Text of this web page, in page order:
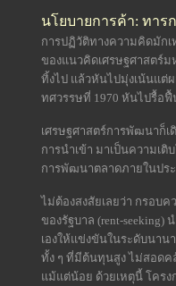
นโยบายการค้า: ทาร
การปฏิวัติทางความคิดมัก
ของแนวคิดเศรษฐศาสตร์ม
ทิ้งไป แล้วหันไปมุ่งเน้นแต่ผ
ทศวรรษที่ 1970 หันไปรื้อ
เศรษฐศาสตร์การพัฒนาก็
การนำเข้า มาเป็นความเ
การพัฒนาตลาดภายในปร
ไม่ต้องสงสัยเลยว่า กรอบ
ของรัฐบาล (rent-
เองให้แข่งขันในระดับนาน
ทั้ง ๆ ที่มีต้นทุนสูง ไม่สอดค
แม้แต่น้อย ด้วยเหตุนี้ โครง